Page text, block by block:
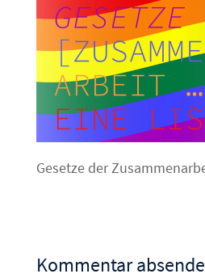
Gesetze der
Kommentar